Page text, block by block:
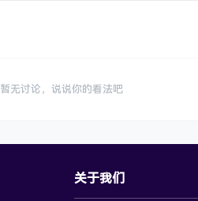
暂无讨论，说说你的看法吧
关于我们